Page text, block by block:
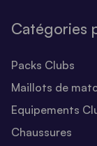
Catégories
Packs Clubs
Maillots de
Equipements
Chaussures